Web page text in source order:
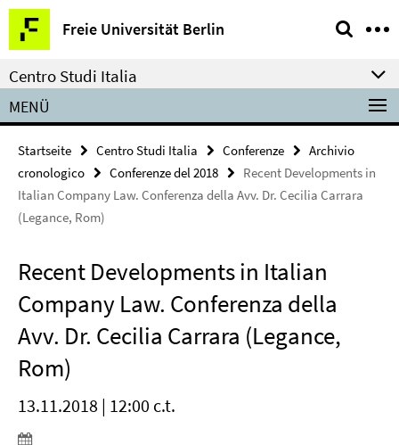
Springe
direkt
zu
Inhalt
Freie Universität Berlin
Service-
Navigation
Centro Studi Italia
MENÜ
Startseite Centro Studi Italia Conferenze
Archivio
cronologico
Conferenze del 2018
Recent Developments in
Italian Company Law. Conferenza della Avv. Dr. Cecilia Carrara
(Legance, Rom)
Recent Developments in Italian
Company Law. Conferenza della
Avv. Dr. Cecilia Carrara (Legance,
Rom)
13.11.2018 | 12:00 c.t.